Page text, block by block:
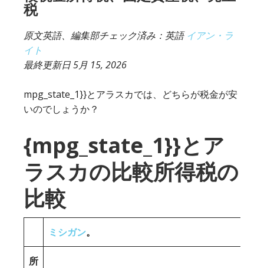
税
原文英語、編集部チェック済み：英語イアン・ラ
イト
最終更新日5月 15, 2026
mpg_state_1}}とアラスカでは、どちらが税金が安
いのでしょうか？
{mpg_state_1}}とア
ラスカの比較所得税の
比較
ミシガン。
所